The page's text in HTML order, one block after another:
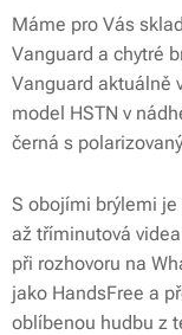
Máme pro Vás
Vanguard a chytré
Vanguard aktuálně
model HSTN v
černá s
S obojími brýlemi
až tříminutová
při rozhovoru na
jako HandsFree a
oblíbenou hudbu z